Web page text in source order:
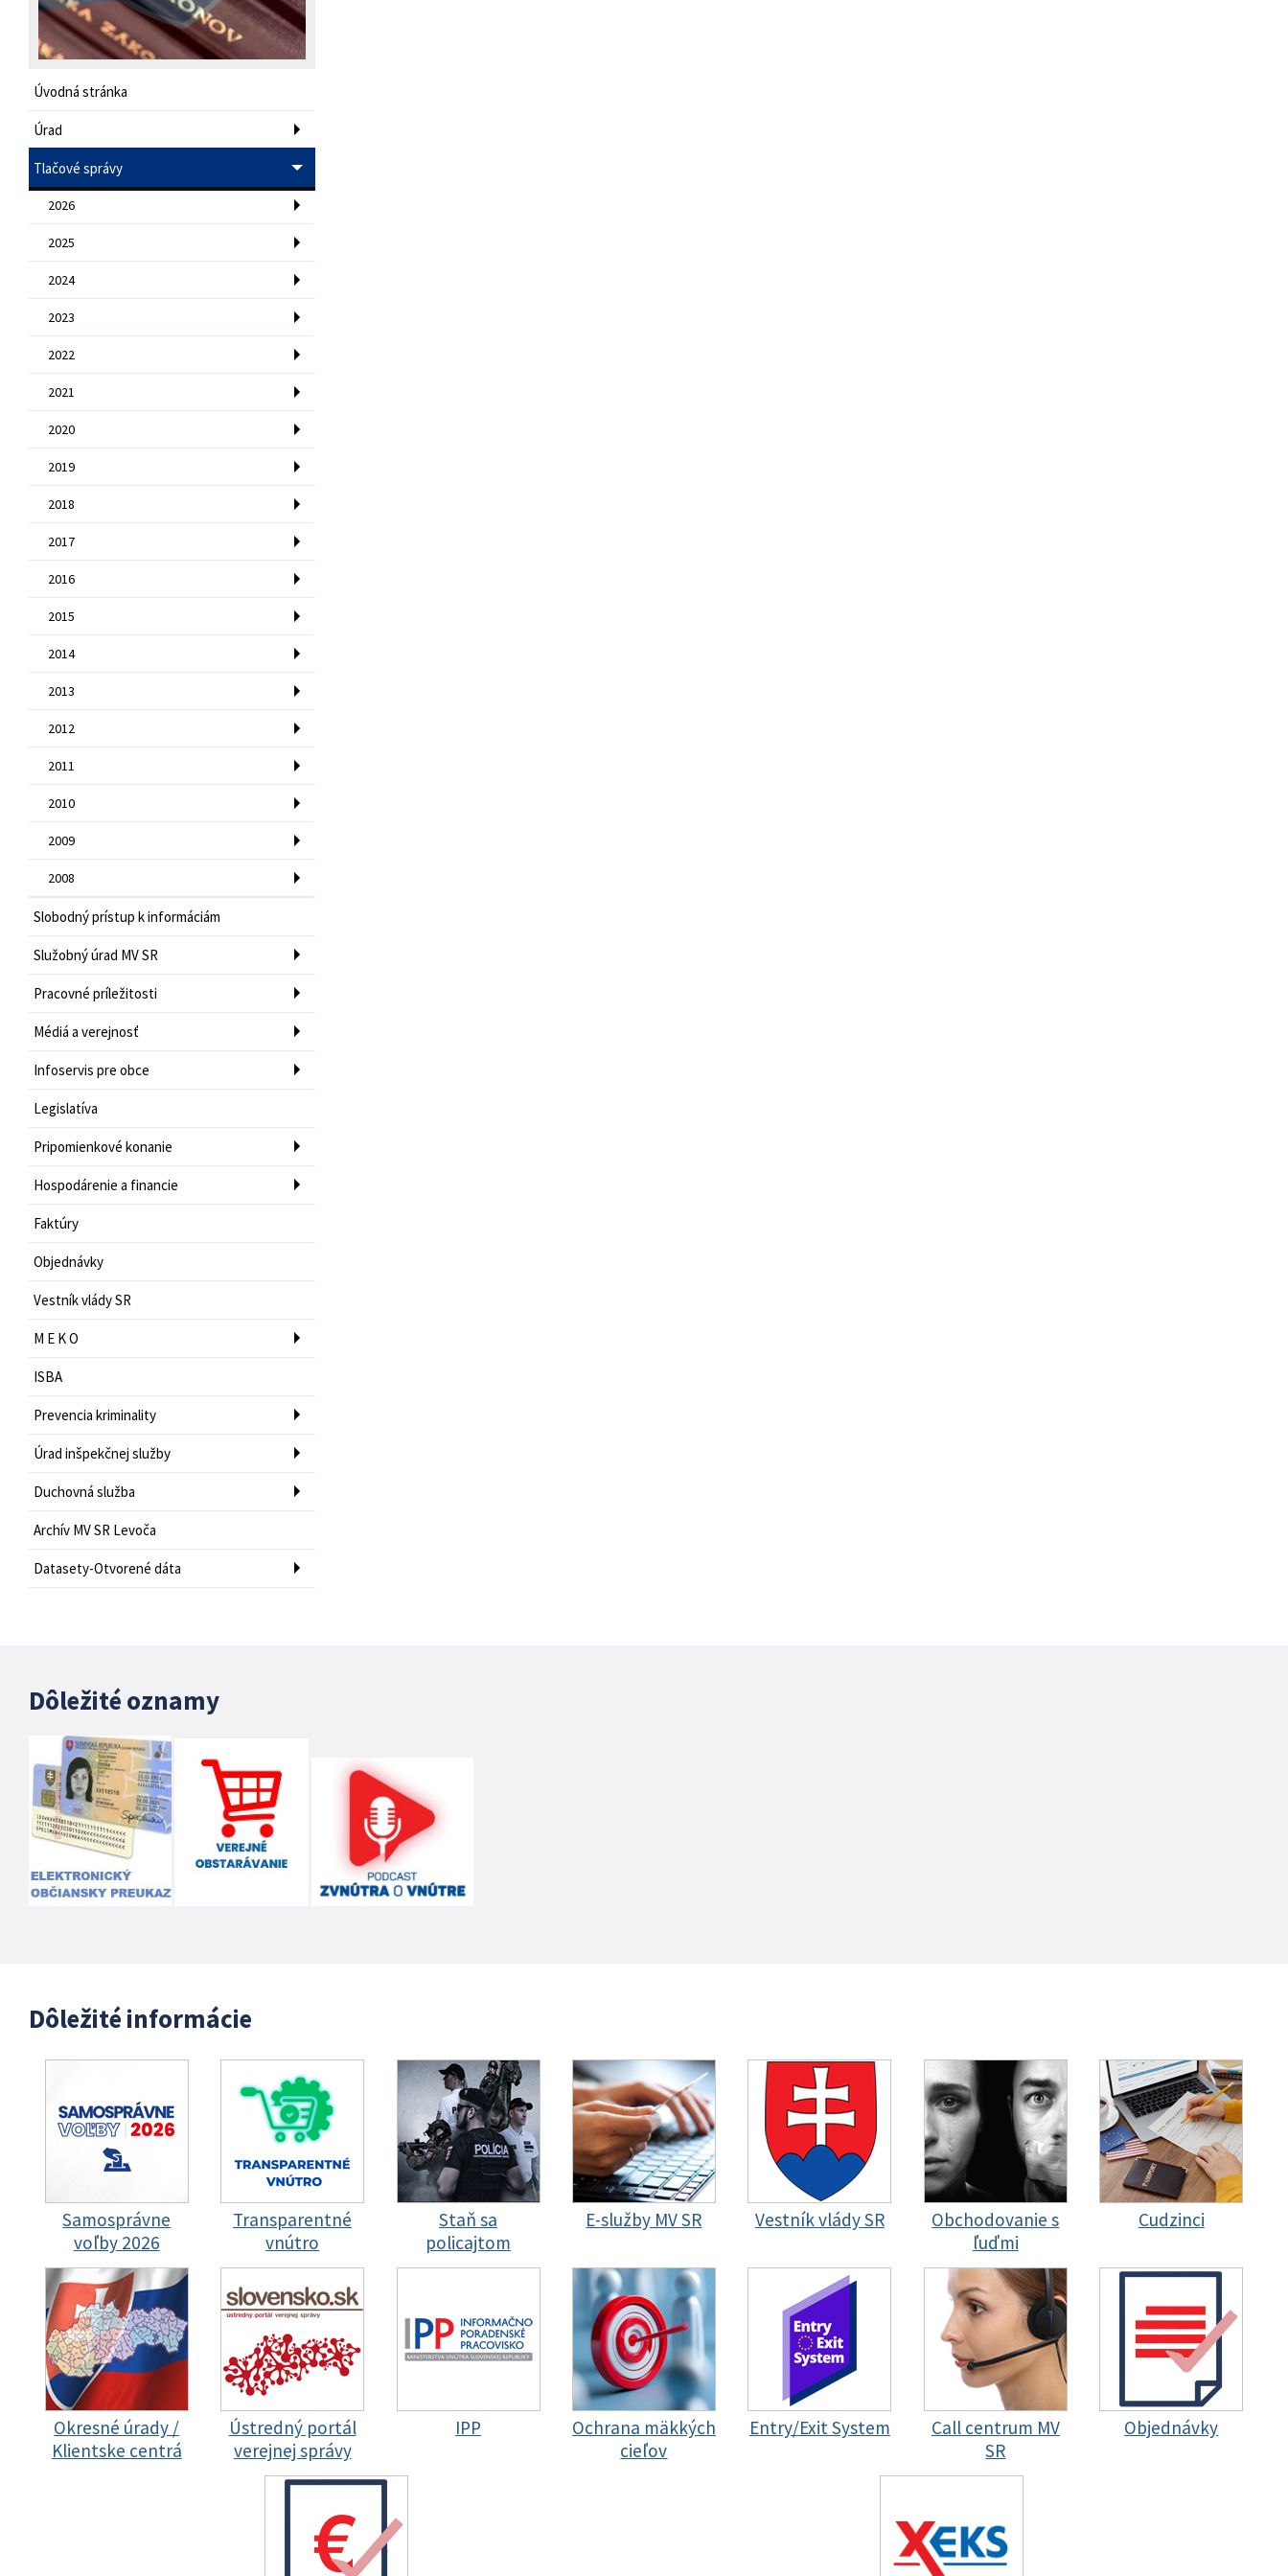
Úvodná stránka
Úrad
Tlačové správy
2026
2025
2024
2023
2022
2021
2020
2019
2018
2017
2016
2015
2014
2013
2012
2011
2010
2009
2008
Slobodný prístup k informáciám
Služobný úrad MV SR
Pracovné príležitosti
Médiá a verejnosť
Infoservis pre obce
Legislatíva
Pripomienkové konanie
Hospodárenie a financie
Faktúry
Objednávky
Vestník vlády SR
M E K O
ISBA
Prevencia kriminality
Úrad inšpekčnej služby
Duchovná služba
Archív MV SR Levoča
Datasety-Otvorené dáta
Dôležité oznamy
Dôležité informácie
Samosprávne
voľby 2026
Transparentné
vnútro
Staň sa
policajtom
E-služby MV SR Vestník vlády SR
Obchodovanie s
ľuďmi
Cudzinci
Okresné úrady /
Klientske centrá
Ústredný portál
verejnej správy
IPP
Ochrana mäkkých
cieľov
Entry/Exit System
Call centrum MV
SR
Objednávky